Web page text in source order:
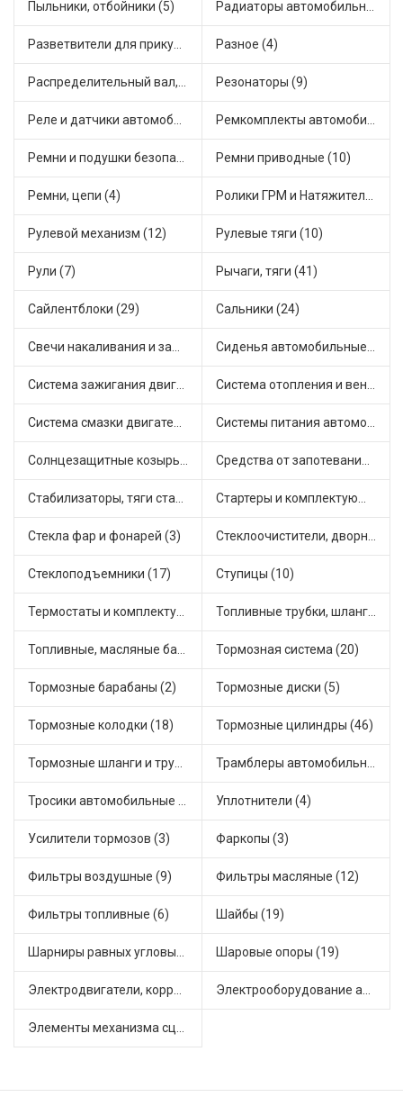
Пыльники, отбойники (5) Радиаторы автомобильные (9)
Разветвители для прикуривателя (3) Разное (4)
Распределительный вал, шестерни распределительного (5) Резонаторы (9)
Реле и датчики автомобильные (66) Ремкомплекты автомобильные (65)
Ремни и подушки безопасности (9) Ремни приводные (10)
Ремни, цепи (4) Ролики ГРМ и Натяжители (13)
Рулевой механизм (12) Рулевые тяги (10)
Рули (7) Рычаги, тяги (41)
Сайлентблоки (29) Сальники (24)
Свечи накаливания и зажигания (30) Сиденья автомобильные (1)
Система зажигания двигателя (3) Система отопления и вентиляции (11)
Система смазки двигателя (17) Системы питания автомобиля (18)
Солнцезащитные козырьки для салона автомобиля (3) Средства от запотевания и размораживатели стекла (1)
Стабилизаторы, тяги стабилизатора, стойки стабилиз (3) Стартеры и комплектующие (38)
Стекла фар и фонарей (3) Стеклоочистители, дворники (1)
Стеклоподъемники (17) Ступицы (10)
Термостаты и комплектующие системы охлаждения (46) Топливные трубки, шланги, магистрали и рампы (3)
Топливные, масляные баки (1) Тормозная система (20)
Тормозные барабаны (2) Тормозные диски (5)
Тормозные колодки (18) Тормозные цилиндры (46)
Тормозные шланги и трубки (5) Трамблеры автомобильные (40)
Тросики автомобильные (18) Уплотнители (4)
Усилители тормозов (3) Фаркопы (3)
Фильтры воздушные (9) Фильтры масляные (12)
Фильтры топливные (6) Шайбы (19)
Шарниры равных угловых скоростей, приводные валы (1) Шаровые опоры (19)
Электродвигатели, корректоры и приводы автомобильн (22) Электрооборудование автомобилей (23)
Элементы механизма сцепления (63)